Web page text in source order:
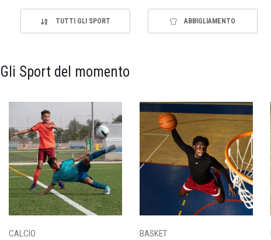
TUTTI GLI SPORT ABBIGLIAMENTO
Gli Sport del momento
CALCIO BASKET